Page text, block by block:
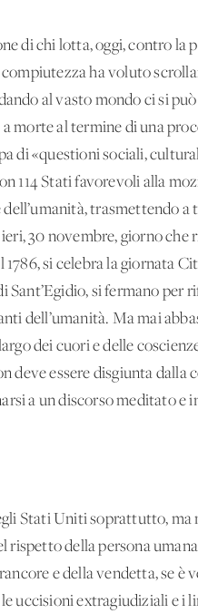
di chi lotta, oggi, contro la
compiutezza ha voluto
al vasto mondo ci si
morte al termine di una
di «questioni sociali,
114 Stati favorevoli alla
trasmettendo a
ieri, 30 novembre, giorno
1786, si celebra la giornata
Sant’Egidio, si fermano per
dell’umanità. Ma mai
dei cuori e delle
deve essere disgiunta dalla
a un discorso meditato e
Stati Uniti soprattutto, ma
rispetto della persona
e della vendetta, se è
uccisioni extragiudiziali e i